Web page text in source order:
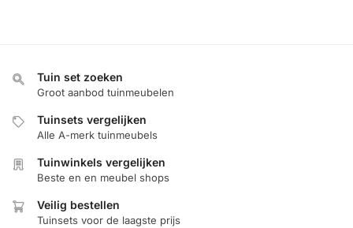
Tuin set zoeken
Groot aanbod tuinmeubelen
Tuinsets vergelijken
Alle A-merk tuinmeubels
Tuinwinkels vergelijken
Beste en en meubel shops
Veilig bestellen
Tuinsets voor de laagste prijs